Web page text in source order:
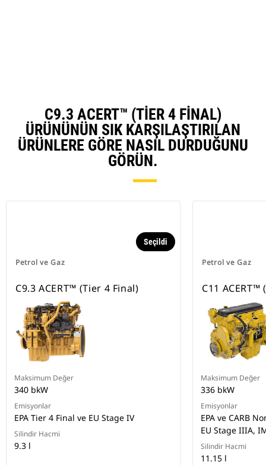
C9.3 ACERT™ (TIER 4 FINAL)
ÜRÜNÜNÜN SIK KARŞILAŞTIRILAN
ÜRÜNLERE GÖRE NASIL DURDUĞUNU
GÖRÜN.
Petrol ve Gaz
Seçildi
C9.3 ACERT™ (Tier 4 Final)
Maksimum Değer
340 bkW
Emisyonlar
EPA Tier 4 Final ve EU Stage IV
Silindir Hacmi
9.3 l
Petrol ve Gaz
C11
Maksimum Değer
336 bkW
Emisyonlar
EPA ve CARB
EU Stage IIIA,
Silindir Hacmi
11.15 l